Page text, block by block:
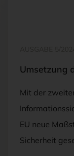
Umsetzung
Mit der
EU neue
Sicherheit